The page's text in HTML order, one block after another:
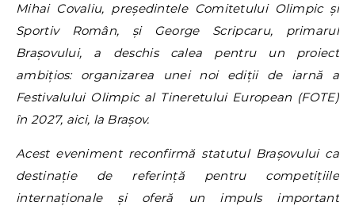
Mihai Covaliu, președintele Comitetului Olimpic și
Sportiv Român, și George Scripcaru, primarul
Brașovului, a deschis calea pentru un proiect
ambițios: organizarea unei noi ediții de iarnă a
Festivalului Olimpic al Tineretului European (FOTE)
în 2027, aici, la Brașov.
Acest eveniment reconfirmă statutul Brașovului ca
destinație de referință pentru competițiile
internaționale și oferă un impuls important